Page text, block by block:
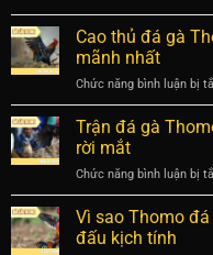
Cao thủ đá gà
mãnh nhất
Chức năng bình luận bị
Trận đá gà
rời mắt
Chức năng bình luận bị
Vì sao Thomo
đấu kịch tính